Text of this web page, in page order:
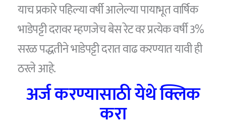
याच प्रकारे पहिल्या वर्षी आलेल्या पायाभूत वार्षिक
भाडेपट्टी दरावर म्हणजेच बेस रेट वर प्रत्येक वर्षी 3%
सरळ पद्धतीने भाडेपट्टी दरात वाढ करण्यात यावी ही
ठरले आहे.
अर्ज करण्यासाठी येथे क्लिक
करा